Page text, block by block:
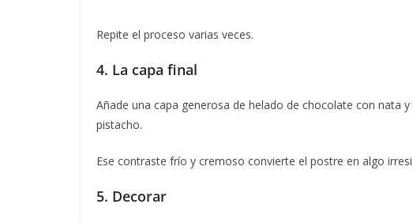
Repite el proceso varias veces.
4. La capa final
Añade una capa generosa de helado de chocolate con nata
pistacho.
Ese contraste frío y cremoso convierte el postre en algo
5. Decorar